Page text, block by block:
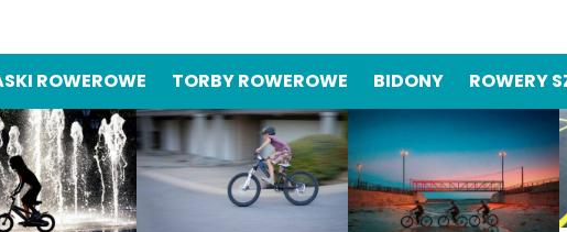
ROWEROWE TORBY ROWEROWE BIDONY ROWERY